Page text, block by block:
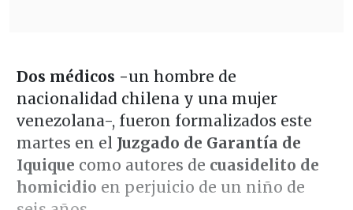
Dos médicos -un hombre de
nacionalidad chilena y una mujer
venezolana-, fueron formalizados este
martes en el Juzgado de Garantía de
Iquique como autores de cuasidelito de
homicidio en perjuicio de un niño de